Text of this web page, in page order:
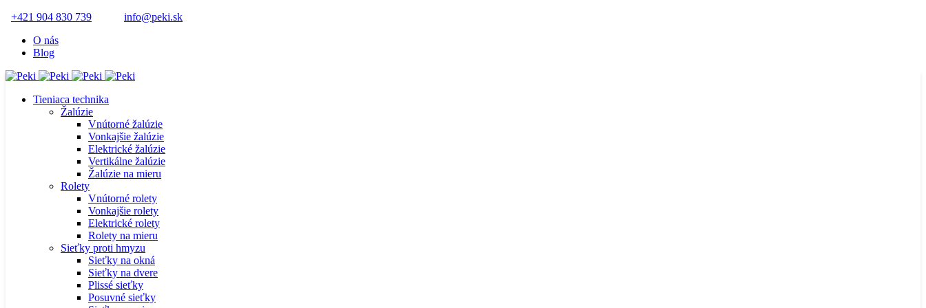
+421 904 830 739
info@peki.sk
O nás
Blog
Tieniaca technika
Žalúzie
Vnútorné žalúzie
Vonkajšie žalúzie
Elektrické žalúzie
Vertikálne žalúzie
Žalúzie na mieru
Rolety
Vnútorné rolety
Vonkajšie rolety
Elektrické rolety
Rolety na mieru
Sieťky proti hmyzu
Sieťky na okná
Sieťky na dvere
Plissé sieťky
Posuvné sieťky